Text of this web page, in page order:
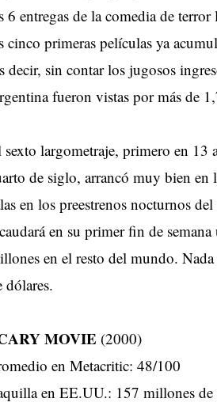
6 entregas de la comedia de
cinco primeras películas ya
decir, sin contar los jugosos
fueron vistas por más de
sexto largometraje, primero en 13
de siglo, arrancó muy bien en
en los preestrenos nocturnos
en su primer fin de
en el resto del mundo.
dólares.
MOVIE (2000)
en Metacritic: 48/100
en EE.UU.: 157 millones de